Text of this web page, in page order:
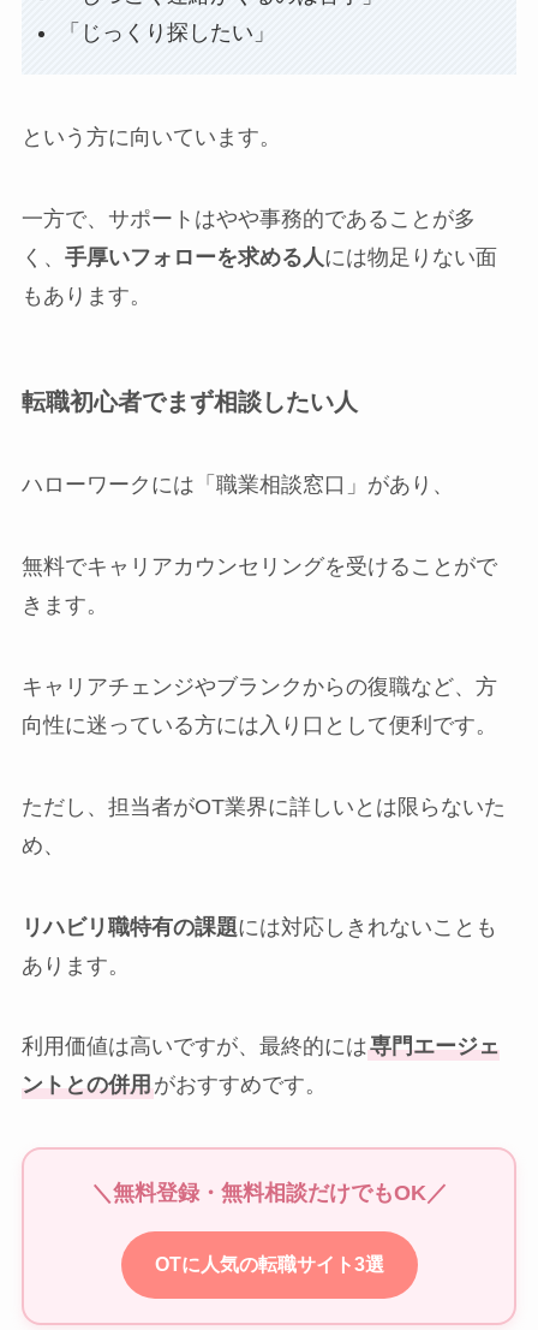
「じっくり探したい」
という方に向いています。
一方で、サポートはやや事務的であることが多
く、 手厚いフォローを求める人 には物足りない面
もあります。
転職初心者でまず相談したい人
ハローワークには「職業相談窓口」があり、
無料でキャリアカウンセリングを受けることがで
きます。
キャリアチェンジやブランクからの復職など、方
向性に迷っている方には入り口として便利です。
ただし、担当者がOT業界に詳しいとは限らないた
め、
リハビリ職特有の課題には対応しきれないことも
あります。
利用価値は高いですが、最終的には専門エージェ
ントとの併用がおすすめです。
＼無料登録・無料相談だけでもOK／
OTに人気の転職サイト3選